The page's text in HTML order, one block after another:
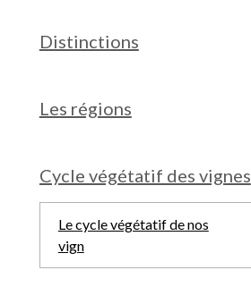
Distinctions
Les régions
Cycle végétatif des vignes
Le cycle végétatif de nos
vign